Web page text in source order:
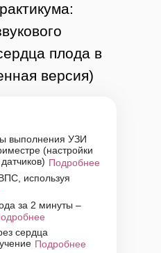
выполнения УЗИ
(настройки
плода в
версия)
Подробнее
используя
за 2 минуты –
сердца
Подробнее